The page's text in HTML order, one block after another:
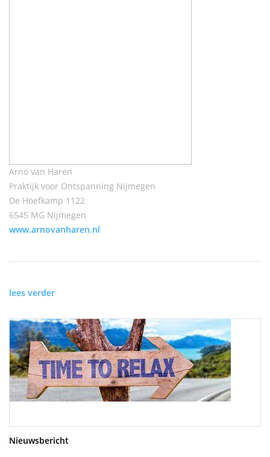
Arno van Haren
Praktijk voor Ontspanning Nijmegen
De Hoefkamp 1122
6545 MG Nijmegen
www.arnovanharen.nl
lees verder
Nieuwsbericht